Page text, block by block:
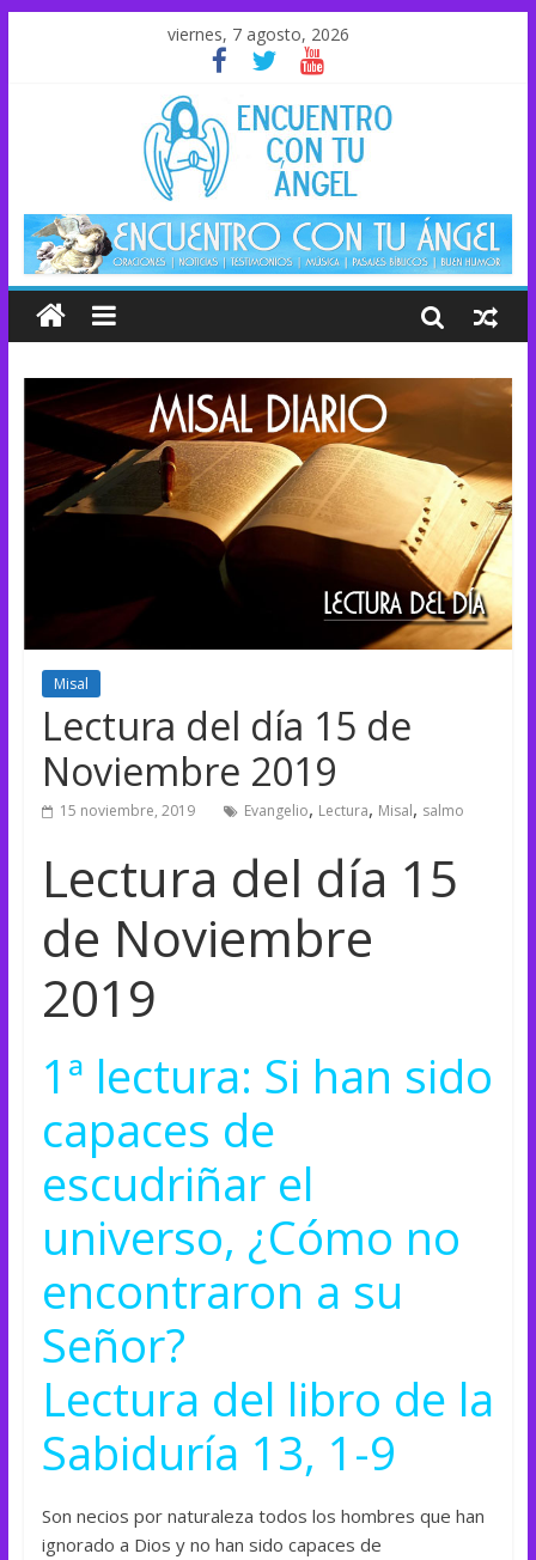
viernes, 7 agosto, 2026
Misal
Lectura del día 15 de
Noviembre 2019
15 noviembre, 2019 Evangelio, Lectura, Misal, salmo
Lectura del día 15
de Noviembre
2019
1ª lectura: Si han sido
capaces de
escudriñar el
universo, ¿Cómo no
encontraron a su
Señor?
Lectura del libro de la
Sabiduría 13, 1-9
Son necios por naturaleza todos los hombres que han
ignorado a Dios y no han sido capaces de